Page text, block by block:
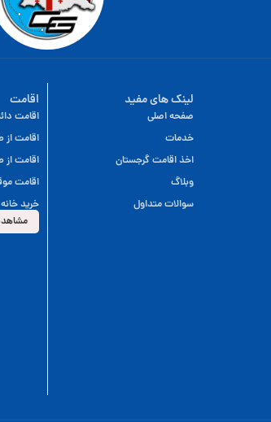
اقامت
اقامت
اقامت
اقامت از
اقامت
خرید
لینک های مفید
صفحه اصلی
خدمات
اخذ اقامت گرجستان
وبلاگ
سوالات متداول